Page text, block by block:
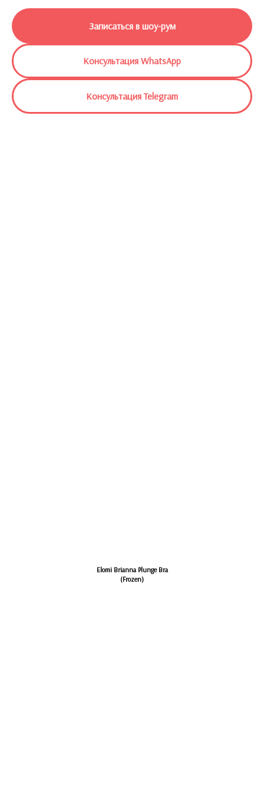
Записаться в шоу-рум
Консультация WhatsApp
Консультация Telegram
Elomi Brianna Plunge Bra
(Frozen)